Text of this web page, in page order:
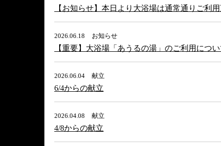
【お知らせ】本日より大浴場は通常通りご利
2026.06.18 お知らせ
【重要】大浴場「あうるの湯」のご利用につ
2026.06.04 献立
6/4からの献立
2026.04.08 献立
4/8からの献立